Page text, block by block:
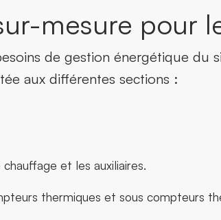
mesure pour
de gestion énergétique du
aux différentes sections :
et les auxiliaires.
thermiques et sous compteurs